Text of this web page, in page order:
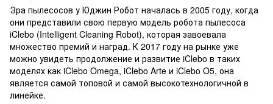
Эра пылесосов у Юджин Робот началась в 2005 году, когда
они представили свою первую модель робота пылесоса
iClebo (Intelligent Cleaning Robot), которая завоевала
множество премий и наград. К 2017 году на рынке уже
можно увидеть продолжение и развитие iClebo в таких
моделях как iClebo Omega, iClebo Arte и iClebo O5, она
является самой топовой и самой высокотехнологичной в
линейке.